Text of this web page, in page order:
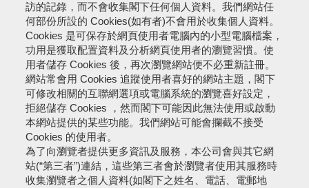
訪的記錄，而不會收集閣下任何個人資料。我們網站任
何部份所設的 Cookies(如有者)不會用於收集個人資料。
Cookies 是可保存於網頁使用者電腦內的小型電腦檔案，
功用是獲取配置資料及分析網頁使用者的瀏覽習慣。使
用者儲存 Cookies 後，再次瀏覽網站便不必重新註冊。
網站常會用 Cookies 追蹤使用者喜好的網站主題，閣下
可修改相關的互聯網選項或電腦系統的瀏覽喜好設定，
拒絕儲存 Cookies ，然而閣下可能因此無法使用或啟動
本網站提供的某些功能。我們網站可能會攔截不接受
Cookies 的使用者。
為了向瀏覽者提供更多資訊及服務，本公司會與其它網
站(“第三者”)連結，這些第三者會於瀏覽者使用其服務時
收集瀏覽者之個人資料(如閣下之姓名、電話、電郵地